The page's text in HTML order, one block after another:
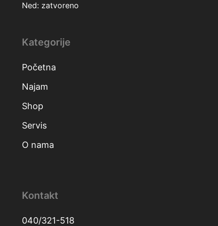
Ned: zatvoreno
Kategorije
Početna
Najam
Shop
Servis
O nama
Kontakt
040/321-518